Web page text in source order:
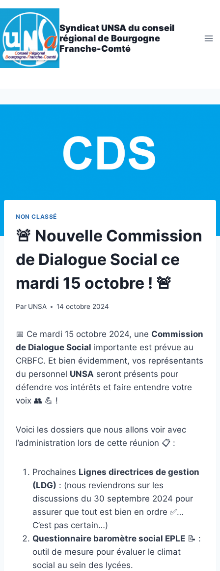
Aller
au
contenu
Syndicat UNSA du conseil
régional de Bourgogne
Franche-Comté
NON CLASSÉ
🚨 Nouvelle Commission
de Dialogue Social ce
mardi 15 octobre ! 🚨
Par UNSA 14 octobre 2024
📅 Ce mardi 15 octobre 2024, une Commission
de Dialogue Social importante est prévue au
CRBFC. Et bien évidemment, vos représentants
du personnel UNSA seront présents pour
défendre vos intérêts et faire entendre votre
voix 👥 💪 !
Voici les dossiers que nous allons voir avec
l’administration lors de cette réunion 📋 :
Prochaines Lignes directrices de gestion
(LDG) : (nous reviendrons sur les
discussions du 30 septembre 2024 pour
assurer que tout est bien en ordre ✅…
C’est pas certain…)
Questionnaire baromètre social EPLE 📝 :
outil de mesure pour évaluer le climat
social au sein des lycées.